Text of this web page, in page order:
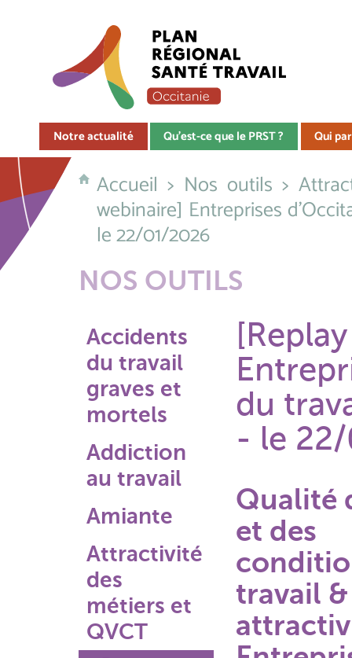
Notre actualité Qu'est-ce que le PRST ? Qui
Accueil > Nos outils >
webinaire] Entreprises
le 22/01/2026
NOS OUTILS
Accidents
du travail
graves et
mortels
Addiction
au travail
Amiante
Attractivité
des
métiers et
QVCT
du
- le
Qualité
et des
travail &